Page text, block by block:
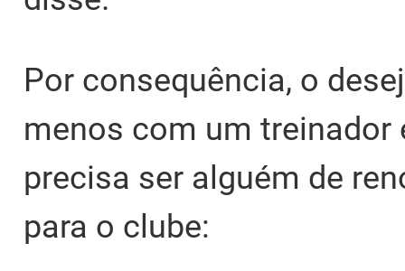
Por consequência, o
menos com um treinador
precisa ser alguém de
para o clube: